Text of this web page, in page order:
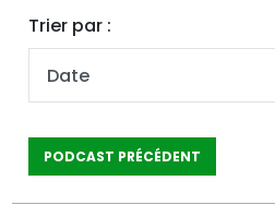
Trier par :
PODCAST PRÉCÉDENT